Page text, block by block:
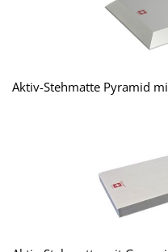
Aktiv-Stehmatte Pyramid